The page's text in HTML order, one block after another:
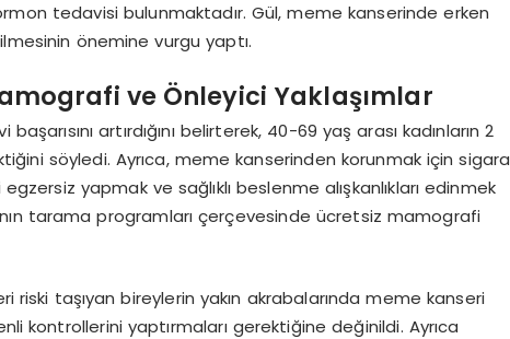
tedavisi bulunmaktadır. Gül, meme kanserinde erken
önemine vurgu yaptı.
ve Önleyici Yaklaşımlar
artırdığını belirterek, 40-69 yaş arası kadınların 2
söyledi. Ayrıca, meme kanserinden korunmak için sigara
yapmak ve sağlıklı beslenme alışkanlıkları edinmek
tarama programları çerçevesinde ücretsiz mamografi
riski taşıyan bireylerin yakın akrabalarında meme kanseri
kontrollerini yaptırmaları gerektiğine değinildi. Ayrıca